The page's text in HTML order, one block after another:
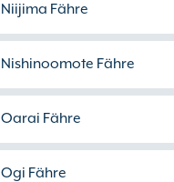
Niijima Fähre
Nishinoomote Fähre
Oarai Fähre
Ogi Fähre